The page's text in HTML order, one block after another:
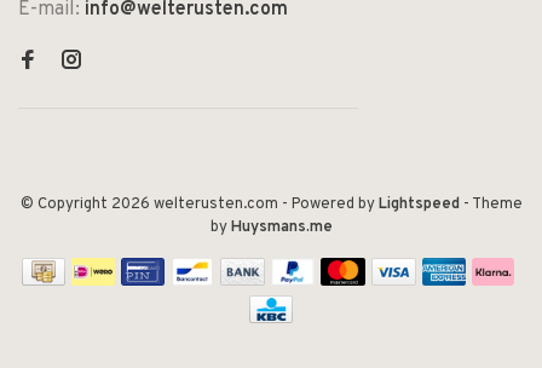
E-mail: info@welterusten.com
© Copyright 2026 welterusten.com - Powered byLightspeed- Theme
byHuysmans.me